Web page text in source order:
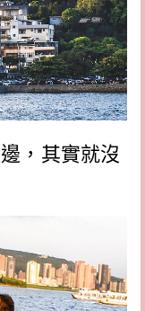
，其實就沒